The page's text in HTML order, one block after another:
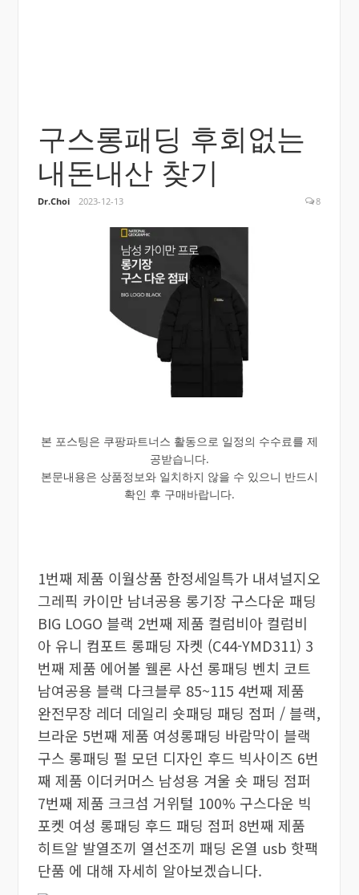
구스롱패딩 후회없는
내돈내산 찾기
Dr.Choi 2023-12-13 8
본 포스팅은 쿠팡파트너스 활동으로 일정의 수수료를 제
공받습니다.
본문내용은 상품정보와 일치하지 않을 수 있으니 반드시
확인 후 구매바랍니다.
1번째 제품 이월상품 한정세일특가 내셔널지오
그레픽 카이만 남녀공용 롱기장 구스다운 패딩
BIG LOGO 블랙 2번째 제품 컬럼비아 컬럼비
아 유니 컴포트 롱패딩 자켓 (C44-YMD311) 3
번째 제품 에어볼 웰론 사선 롱패딩 벤치 코트
남여공용 블랙 다크블루 85~115 4번째 제품
완전무장 레더 데일리 숏패딩 패딩 점퍼 / 블랙,
브라운 5번째 제품 여성롱패딩 바람막이 블랙
구스 롱패딩 펄 모던 디자인 후드 빅사이즈 6번
째 제품 이더커머스 남성용 겨울 숏 패딩 점퍼
7번째 제품 크크섬 거위털 100% 구스다운 빅
포켓 여성 롱패딩 후드 패딩 점퍼 8번째 제품
히트알 발열조끼 열선조끼 패딩 온열 usb 핫팩
단품 에 대해 자세히 알아보겠습니다.